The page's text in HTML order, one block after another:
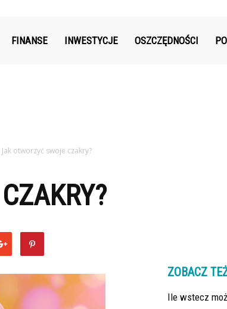
FINANSE INWESTYCJE OSZCZĘDNOŚCI
Jak otworzyć swoje czakry?
ZOBACZ
Ile wstecz